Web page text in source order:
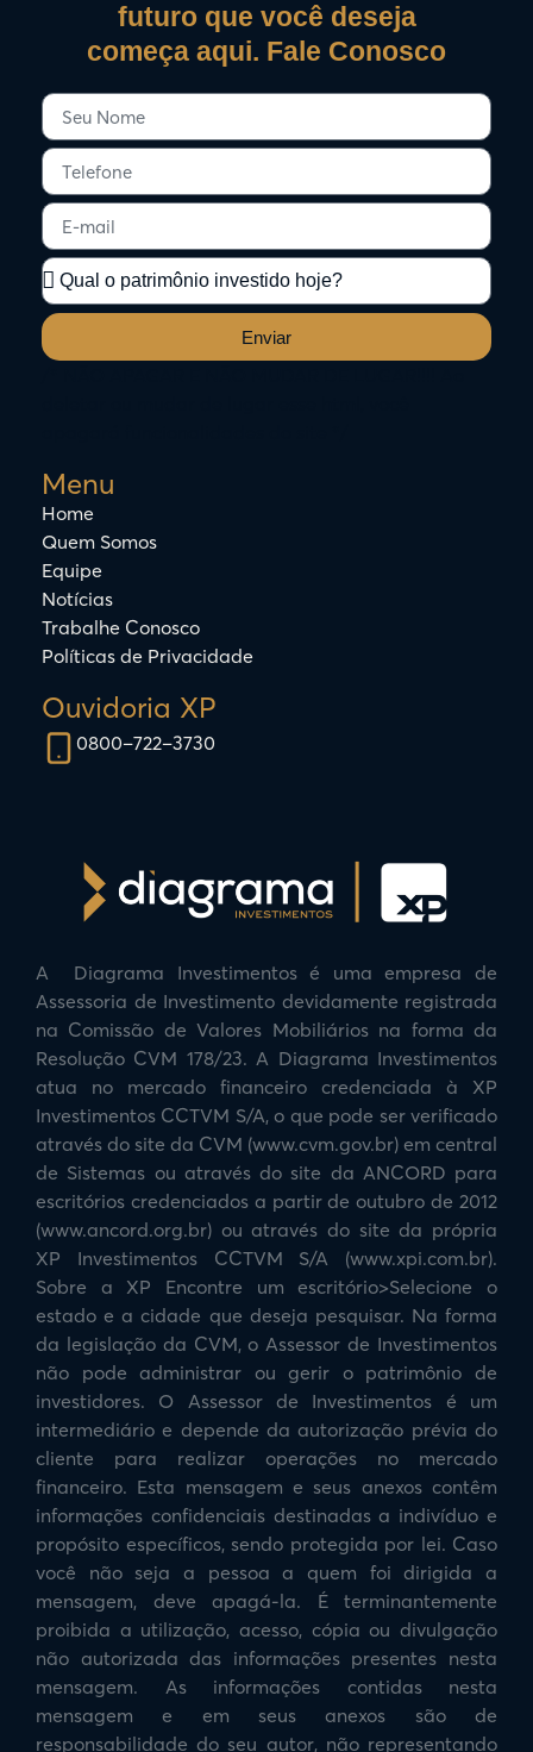
Ouvidoria XP
0800–722–3730
Menu
Home
Quem Somos
Equipe
Notícias
Trabalhe Conosco
Políticas de Privacidade
futuro que você deseja
começa aqui. Fale Conosco
Enviar
A Diagrama Investimentos é uma empresa de
Assessoria de Investimento devidamente registrada
na Comissão de Valores Mobiliários na forma da
Resolução CVM 178/23. A Diagrama Investimentos
atua no mercado financeiro credenciada à XP
Investimentos CCTVM S/A, o que pode ser verificado
através do site da CVM (www.cvm.gov.br) em central
de Sistemas ou através do site da ANCORD para
escritórios credenciados a partir de outubro de 2012
(www.ancord.org.br) ou através do site da própria
XP Investimentos CCTVM S/A (www.xpi.com.br).
Sobre a XP Encontre um escritório>Selecione o
estado e a cidade que deseja pesquisar. Na forma
da legislação da CVM, o Assessor de Investimentos
não pode administrar ou gerir o patrimônio de
investidores. O Assessor de Investimentos é um
intermediário e depende da autorização prévia do
cliente para realizar operações no mercado
financeiro. Esta mensagem e seus anexos contêm
informações confidenciais destinadas a indivíduo e
propósito específicos, sendo protegida por lei. Caso
você não seja a pessoa a quem foi dirigida a
mensagem, deve apagá-la. É terminantemente
proibida a utilização, acesso, cópia ou divulgação
não autorizada das informações presentes nesta
mensagem. As informações contidas nesta
mensagem e em seus anexos são de
responsabilidade do seu autor, não representando